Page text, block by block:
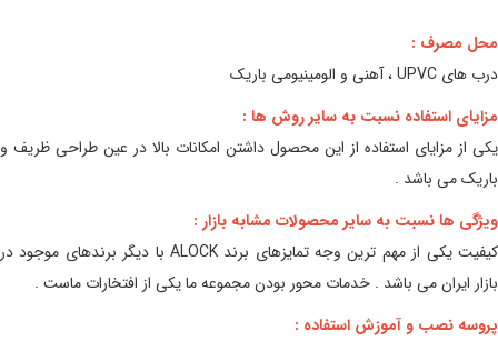
محل مصرف :
درب های UPVC ، آهنی و الومینیومی باریک
مزایای استفاده نسبت به سایر روش ها :
یکی از مزایای استفاده از این محصول داشتن امکانات بالا در عین طراحی ظریف و
باریک می باشد .
ویژگی ها نسبت به سایر محصولات مشابه بازار :
کیفیت یکی از مهم ترین وجه تمایزهای برند ALOCK با دیگر برندهای موجود در
بازار ایران می باشد . خدمات محور بودن مجموعه ما یکی از افتخارات ماست .
پروسه نصب و آموزش استفاده :